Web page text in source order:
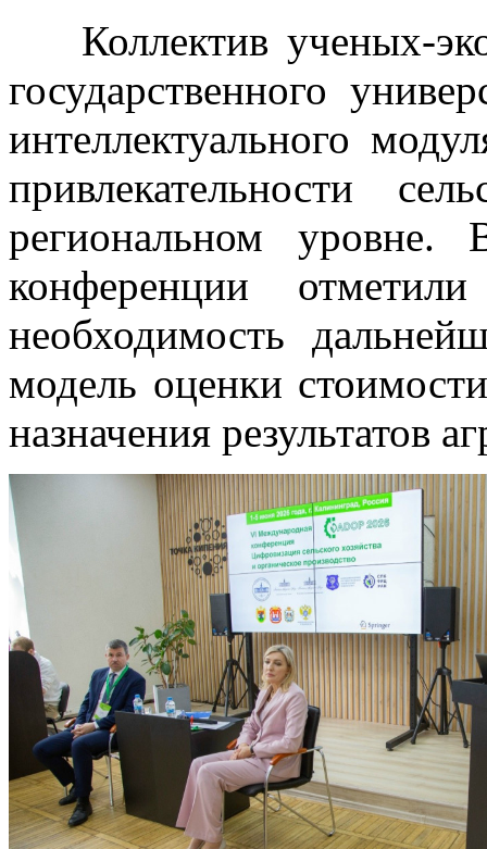
Коллектив ученых-
государственного
интеллектуального
привлекательности
региональном уровне.
конференции отметили
необходимость
модель оценки
назначения результатов